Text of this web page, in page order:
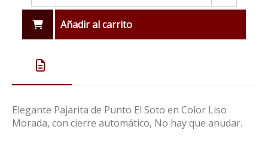
Añadir al carrito
Elegante Pajarita de Punto El Soto en Color Liso
Morada, con cierre automático, No hay que anudar.